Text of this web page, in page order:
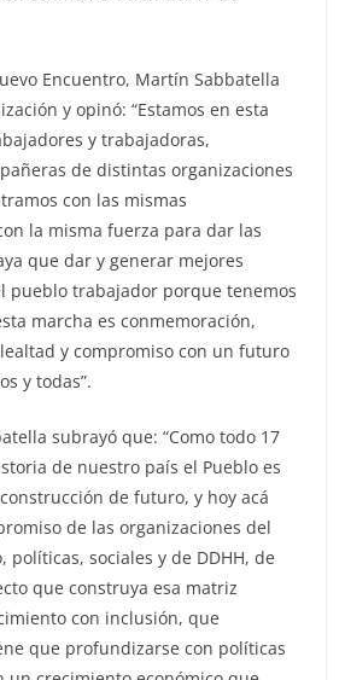
Encuentro, Martín Sabbatella
y opinó: “Estamos en esta
y trabajadoras,
de distintas organizaciones
con las mismas
la misma fuerza para dar las
que dar y generar mejores
pueblo trabajador porque tenemos
marcha es conmemoración,
y compromiso con un futuro
y todas”.
subrayó que: “Como todo 17
de nuestro país el Pueblo es
de futuro, y hoy acá
de las organizaciones del
políticas, sociales y de DDHH, de
que construya esa matriz
con inclusión, que
que profundizarse con políticas